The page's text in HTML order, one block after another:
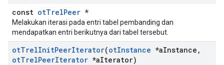
const otTrelPeer *
Melakukan iterasi pada entri tabel pembanding dan
mendapatkan entri berikutnya dari tabel tersebut.
otTrelInitPeerIterator(otInstance *aInstance ,
otTrelPeerIterator *aIterator)